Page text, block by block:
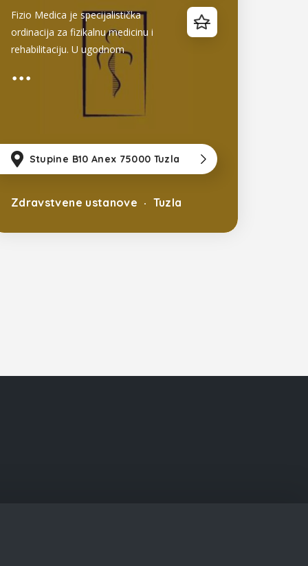
od Sarajevo 1km
Fizio Medica je specijalistička
ordinacija za fizikalnu medicinu i
rehabilitaciju. U ugodnom
ambijentu uz stručan tim možete
dobiti usluge specijalističkog
pregleda fizijatra, fizikalni tretman,
rehabilitaciju, primjenu
Stupine B10 Anex 75000 Tuzla
Zdravstvene ustanove Tuzla